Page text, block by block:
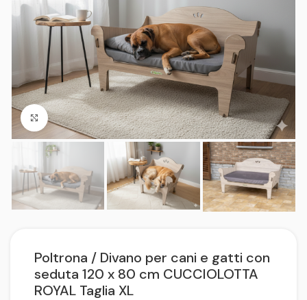
Click to enlarge
Poltrona / Divano per cani e gatti con
seduta 120 x 80 cm CUCCIOLOTTA
ROYAL Taglia XL